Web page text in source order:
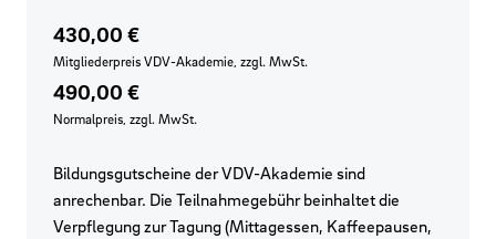
Preis für VDV-Mitglieder
430,00 €
Mitgliederpreis VDV-Akademie, zzgl. MwSt.
Regulärer Preis
490,00 €
Normalpreis, zzgl. MwSt.
Bildungsgutscheine der VDV-Akademie sind
anrechenbar. Die Teilnahmegebühr beinhaltet die
Verpflegung zur Tagung (Mittagessen, Kaffeepausen,